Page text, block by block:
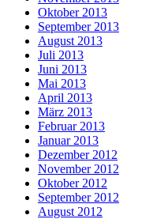
Oktober 2013
September 2013
August 2013
Juli 2013
Juni 2013
Mai 2013
April 2013
März 2013
Februar 2013
Januar 2013
Dezember 2012
November 2012
Oktober 2012
September 2012
August 2012